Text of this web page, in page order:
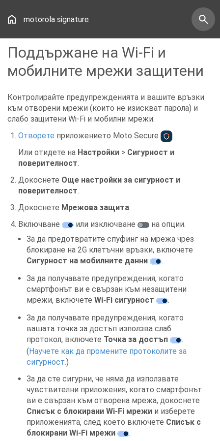
motorola signature
Поддържане на Wi-Fi и
мобилните мрежи защитени
Контролирайте предупрежденията и вашите връзки
към отворени мрежи (които не изискват парола) и
слабо защитени Wi-Fi и мобилни мрежи.
Отворете приложението Moto Secure
.
Или отидете на Настройки > Сигурност и
поверителност.
Докоснете Още настройки за сигурност и
поверителност.
Докоснете Мрежова защита.
Включване
или изключване
на опции.
За да предотвратите спуфинг на мрежа чрез
блокиране на 2G клетъчни връзки, включете
Сигурност на мобилните данни
.
За да получавате предупреждения, когато
смартфонът ви е свързан към незащитени
мрежи, включете Wi-Fi сигурност
.
За да получавате предупреждения, когато
вашата точка за достъп използва слаб
протокол, включете Точка за достъп
.
(Научете как да промените протоколите за
сигурност.)
За да сте сигурни, че няма да използвате
чувствителни приложения, когато смартфонът
ви е свързан към отворена мрежа, докоснете
Списък с блокирани Wi-Fi мрежи и изберете
приложенията, след което включете Списък с
блокирани Wi-Fi мрежи
.